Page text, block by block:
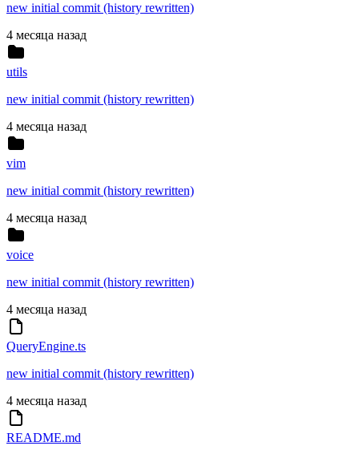
new initial commit (history rewritten)
4 месяца назад
utils
new initial commit (history rewritten)
4 месяца назад
vim
new initial commit (history rewritten)
4 месяца назад
voice
new initial commit (history rewritten)
4 месяца назад
QueryEngine.ts
new initial commit (history rewritten)
4 месяца назад
README.md